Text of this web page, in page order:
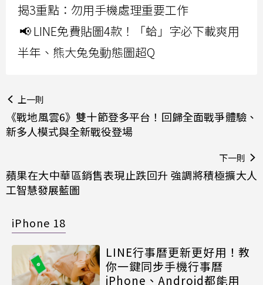
揭3重點：勿用手機處理重要工作
📢 LINE免費貼圖4款！「蛤」字必下載爽用
半年、熊大兔兔動態圖超Q
上一則
《戰地風雲6》雙十節登多平台！回歸全面戰爭體驗、
新多人模式與全新戰役登場
下一則
蘋果在大中華區銷售表現止跌回升 強調將積極擴大人
工智慧發展藍圖
iPhone 18
LINE行事曆更新更好用！教
你一鍵同步手機行事曆
iPhone、Android都能用